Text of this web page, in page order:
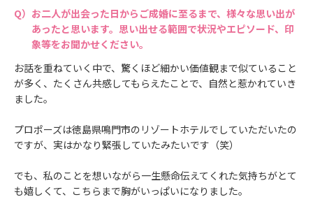
お二人が出会った日からご成婚に至るまで、様々な思い出が
あったと思います。思い出せる範囲で状況やエピソード、印
象等をお聞かせください。
お話を重ねていく中で、驚くほど細かい価値観まで似ていること
が多く、たくさん共感してもらえたことで、自然と惹かれていき
ました。
プロポーズは徳島県鳴門市のリゾートホテルでしていただいたの
ですが、実はかなり緊張していたみたいです（笑）
でも、私のことを想いながら一生懸命伝えてくれた気持ちがとて
も嬉しくて、こちらまで胸がいっぱいになりました。